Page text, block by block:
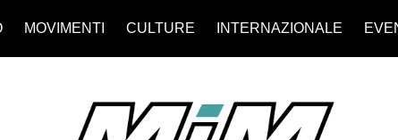
MOVIMENTI CULTURE INTERNAZIONALE